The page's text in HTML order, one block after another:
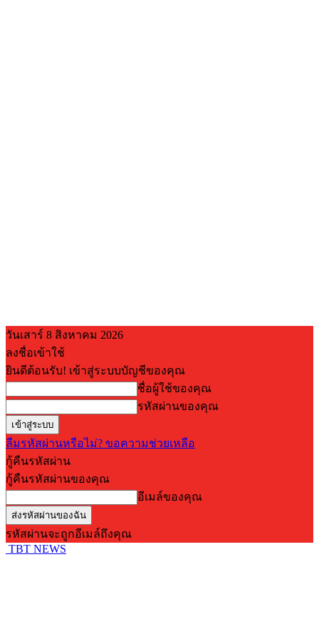
วันเสาร์ 8 สิงหาคม 2026
ลงชื่อเข้าใช้
ยินดีต้อนรับ! เข้าสู่ระบบบัญชีของคุณ
ชื่อผู้ใช้ของคุณ
รหัสผ่านของคุณ
ลืมรหัสผ่านหรือไม่? ขอความช่วยเหลือ
กู้คืนรหัสผ่าน
กู้คืนรหัสผ่านของคุณ
อีเมล์ของคุณ
รหัสผ่านจะถูกอีเมล์ถึงคุณ
TBT NEWS